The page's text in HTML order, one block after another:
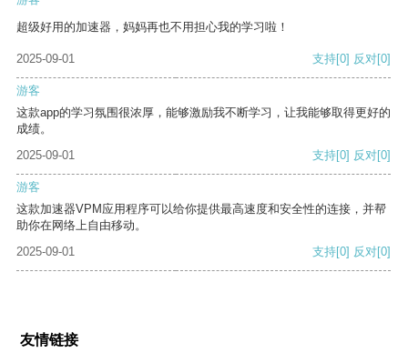
超级好用的加速器，妈妈再也不用担心我的学习啦！
2025-09-01 支持[0] 反对[0]
游客
这款app的学习氛围很浓厚，能够激励我不断学习，让我能够取得更好的
成绩。
2025-09-01
支持[0] 反对[0]
游客
这款加速器VPM应用程序可以给你提供最高速度和安全性的连接，并帮
助你在网络上自由移动。
2025-09-01
支持[0] 反对[0]
友情链接